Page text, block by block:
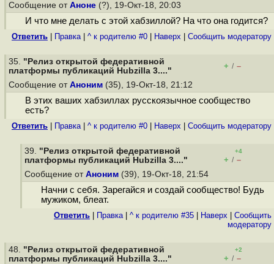
Сообщение от Аноне (?), 19-Окт-18, 20:03
И что мне делать с этой хабзиллой? На что она годится?
Ответить Правка| ^ к родителю #0 Наверх Cообщить модератору
35. "Релиз открытой федеративной
платформы публикаций Hubzilla 3...."
+ / –
Сообщение от Аноним (35), 19-Окт-18, 21:12
В этих ваших хабзиллах русскоязычное сообщество
есть?
Ответить Правка| ^ к родителю #0 Наверх Cообщить модератору
39. "Релиз открытой федеративной
платформы публикаций Hubzilla 3...."
+4
+ / –
Сообщение от Аноним (39), 19-Окт-18, 21:54
Начни с себя. Зарегайся и создай сообщество! Будь
мужиком, блеат.
Ответить Правка| ^ к родителю #35 Наверх
Cообщить
модератору
48. "Релиз открытой федеративной
платформы публикаций Hubzilla 3...."
+2
+ / –